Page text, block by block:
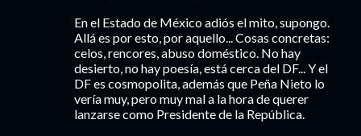
En el Estado de México adiós el mito, supongo.
Allá es por esto, por aquello... Cosas concretas:
celos, rencores, abuso doméstico. No hay
desierto, no hay poesía, está cerca del DF... Y el
DF es cosmopolita, además que Peña Nieto lo
vería muy, pero muy mal a la hora de querer
lanzarse como Presidente de la República.